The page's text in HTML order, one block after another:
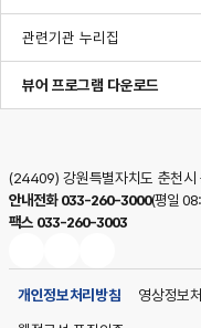
관련기관 누리집
뷰어 프로그램 다운로드
(24409) 강원특별자치도 춘천
안내전화033-260-3000(평일
팩스 033-260-3003
페이스북블로그인스타그램
개인정보처리방침
영상정보